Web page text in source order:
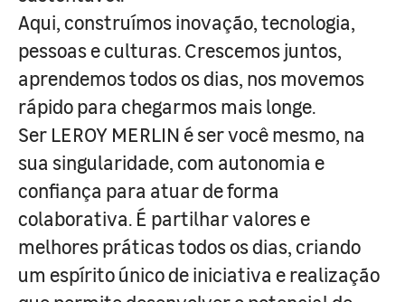
Aqui, construímos inovação, tecnologia,
pessoas e culturas. Crescemos juntos,
aprendemos todos os dias, nos movemos
rápido para chegarmos mais longe.
Ser LEROY MERLIN é ser você mesmo, na
sua singularidade, com autonomia e
confiança para atuar de forma
colaborativa. É partilhar valores e
melhores práticas todos os dias, criando
um espírito único de iniciativa e realização